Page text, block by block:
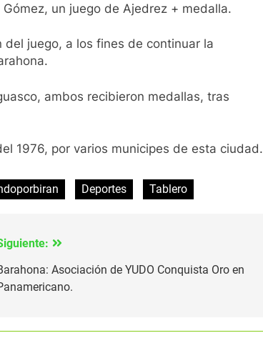
un juego de Ajedrez + medalla.
juego, a los fines de continuar la
ambos recibieron medallas, tras
1976, por varios municipes de esta ciudad.
Deportes Tablero
Asociación de YUDO Conquista Oro en